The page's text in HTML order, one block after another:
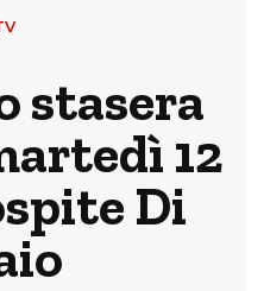
stasera
12
Di